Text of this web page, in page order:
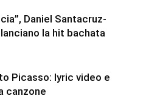
Daniel Santacruz-
la hit bachata
Picasso: lyric video e
canzone